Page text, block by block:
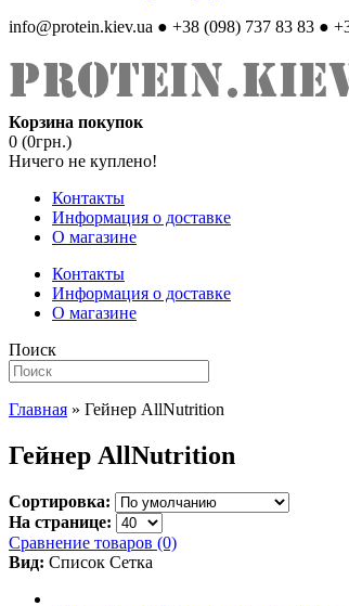
info@protein.kiev.ua ● +38 (098) 737 83 83 ●
Корзина покупок
0 (0грн.)
Ничего не куплено!
Контакты
Информация о доставке
О магазине
Контакты
Информация о доставке
О магазине
Поиск
Главная » Гейнер AllNutrition
Гейнер AllNutrition
Сортировка:
На странице:
Сравнение товаров (0)
Вид: Список Сетка